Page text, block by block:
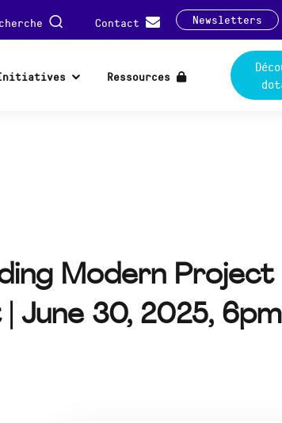
Contact Newsletters
Ressources
Modern Project
June 30, 2025, 6pm